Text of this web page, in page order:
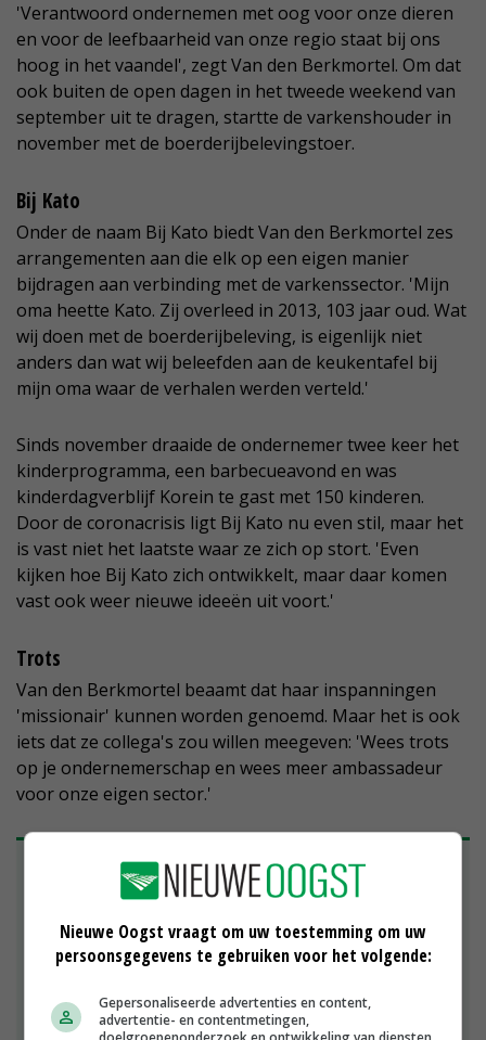
'Verantwoord ondernemen met oog voor onze dieren
en voor de leefbaarheid van onze regio staat bij ons
hoog in het vaandel', zegt Van den Berkmortel. Om dat
ook buiten de open dagen in het tweede weekend van
september uit te dragen, startte de varkenshouder in
november met de boerderijbelevingstoer.
Bij Kato
Onder de naam Bij Kato biedt Van den Berkmortel zes
arrangementen aan die elk op een eigen manier
bijdragen aan verbinding met de varkenssector. 'Mijn
oma heette Kato. Zij overleed in 2013, 103 jaar oud. Wat
wij doen met de boerderijbeleving, is eigenlijk niet
anders dan wat wij beleefden aan de keukentafel bij
mijn oma waar de verhalen werden verteld.'
Sinds november draaide de ondernemer twee keer het
kinderprogramma, een barbecueavond en was
kinderdagverblijf Korein te gast met 150 kinderen.
Door de coronacrisis ligt Bij Kato nu even stil, maar het
is vast niet het laatste waar ze zich op stort. 'Even
kijken hoe Bij Kato zich ontwikkelt, maar daar komen
vast ook weer nieuwe ideeën uit voort.'
Trots
Van den Berkmortel beaamt dat haar inspanningen
'missionair' kunnen worden genoemd. Maar het is ook
iets dat ze collega's zou willen meegeven: 'Wees trots
op je ondernemerschap en wees meer ambassadeur
voor onze eigen sector.'
EU PiG jaagt innovatie bij Europese
varkenshouders aan
Nederland was dit jaar weer goed voor twee van de
acht ambassadeurs die de EU Pig Innovation Group
(EU Pig) jaarlijks benoemd. EU PiG brengt ieder jaar
ontwikkelingen voor het voetlicht met als doel
kennis te delen en te verspreiden. Op die manier wil
Nieuwe Oogst vraagt om uw toestemming om uw
persoonsgegevens te gebruiken voor het volgende:
Gepersonaliseerde advertenties en content,
advertentie- en contentmetingen,